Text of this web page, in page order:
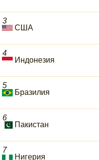
3
США
4
Индонезия
5
Бразилия
6
Пакистан
7
Нигерия